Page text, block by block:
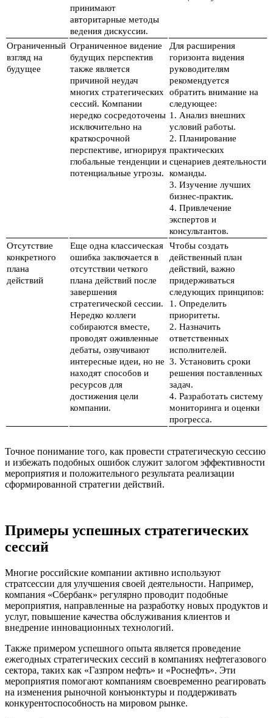
принимают
авторитарные методы
ведения дискуссии.
Ограниченный
взгляд на
будущее
Ограниченное видение
будущих перспектив
также является
причиной неудач
многих стратегических
сессий. Компании
нередко сосредоточены
исключительно на
краткосрочной
перспективе, игнорируя
глобальные тенденции и
потенциальные угрозы.
Для расширения
горизонта видения
руководителям
рекомендуется
обратить внимание на
следующее:
1. Анализ внешних
условий работы.
2. Планирование
практических
сценариев деятельности
команды.
3. Изучение лучших
бизнес-практик.
4. Привлечение
экспертов и
консультантов.
Отсутствие
конкретного
плана
действий
Еще одна классическая
ошибка заключается в
отсутствии четкого
плана действий после
завершения
стратегической сессии.
Нередко коллеги
собираются вместе,
проводят оживленные
дебаты, озвучивают
интересные идеи, но не
находят способов и
ресурсов для
достижения цели
компании.
Чтобы создать
действенный план
действий, важно
придерживаться
следующих принципов:
1. Определить
приоритеты.
2. Назначить
ответственных
исполнителей.
3. Установить сроки
решения поставленных
задач.
4. Разработать систему
мониторинга и оценки
прогресса.
Точное понимание того, как провести стратегическую сессию
и избежать подобных ошибок служит залогом эффективности
мероприятия и положительного результата реализации
сформированной стратегии действий.
Примеры успешных стратегических
сессий
Многие российские компании активно используют
стратсессии для улучшения своей деятельности. Например,
компания «Сбербанк» регулярно проводит подобные
мероприятия, направленные на разработку новых продуктов и
услуг, повышение качества обслуживания клиентов и
внедрение инновационных технологий.
Также примером успешного опыта является проведение
ежегодных стратегических сессий в компаниях нефтегазового
сектора, таких как «Газпром нефть» и «Роснефть». Эти
мероприятия помогают компаниям своевременно реагировать
на изменения рыночной конъюнктуры и поддерживать
конкурентоспособность на мировом рынке.